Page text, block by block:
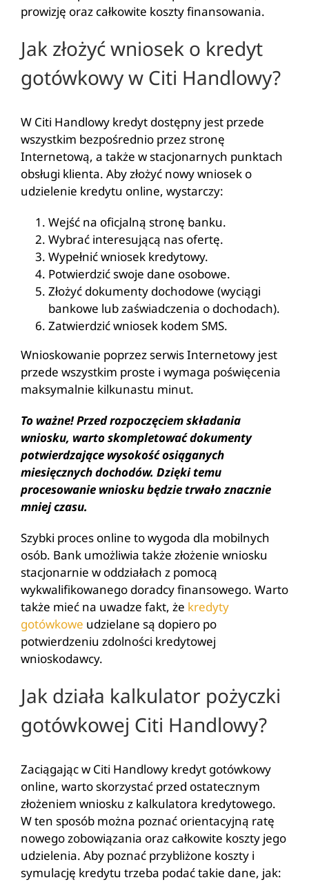
prowizję oraz całkowite koszty finansowania.
Jak złożyć wniosek o kredyt
gotówkowy w Citi Handlowy?
W Citi Handlowy kredyt dostępny jest przede
wszystkim bezpośrednio przez stronę
Internetową, a także w stacjonarnych punktach
obsługi klienta. Aby złożyć nowy wniosek o
udzielenie kredytu online, wystarczy:
Wejść na oficjalną stronę banku.
Wybrać interesującą nas ofertę.
Wypełnić wniosek kredytowy.
Potwierdzić swoje dane osobowe.
Złożyć dokumenty dochodowe (wyciągi
bankowe lub zaświadczenia o dochodach).
Zatwierdzić wniosek kodem SMS.
Wnioskowanie poprzez serwis Internetowy jest
przede wszystkim proste i wymaga poświęcenia
maksymalnie kilkunastu minut.
To ważne! Przed rozpoczęciem składania
wniosku, warto skompletować dokumenty
potwierdzające wysokość osiąganych
miesięcznych dochodów. Dzięki temu
procesowanie wniosku będzie trwało znacznie
mniej czasu.
Szybki proces online to wygoda dla mobilnych
osób. Bank umożliwia także złożenie wniosku
stacjonarnie w oddziałach z pomocą
wykwalifikowanego doradcy finansowego. Warto
także mieć na uwadze fakt, że kredyty
gotówkowe udzielane są dopiero po
potwierdzeniu zdolności kredytowej
wnioskodawcy.
Jak działa kalkulator pożyczki
gotówkowej Citi Handlowy?
Zaciągając w Citi Handlowy kredyt gotówkowy
online, warto skorzystać przed ostatecznym
złożeniem wniosku z kalkulatora kredytowego.
W ten sposób można poznać orientacyjną ratę
nowego zobowiązania oraz całkowite koszty jego
udzielenia. Aby poznać przybliżone koszty i
symulację kredytu trzeba podać takie dane, jak: